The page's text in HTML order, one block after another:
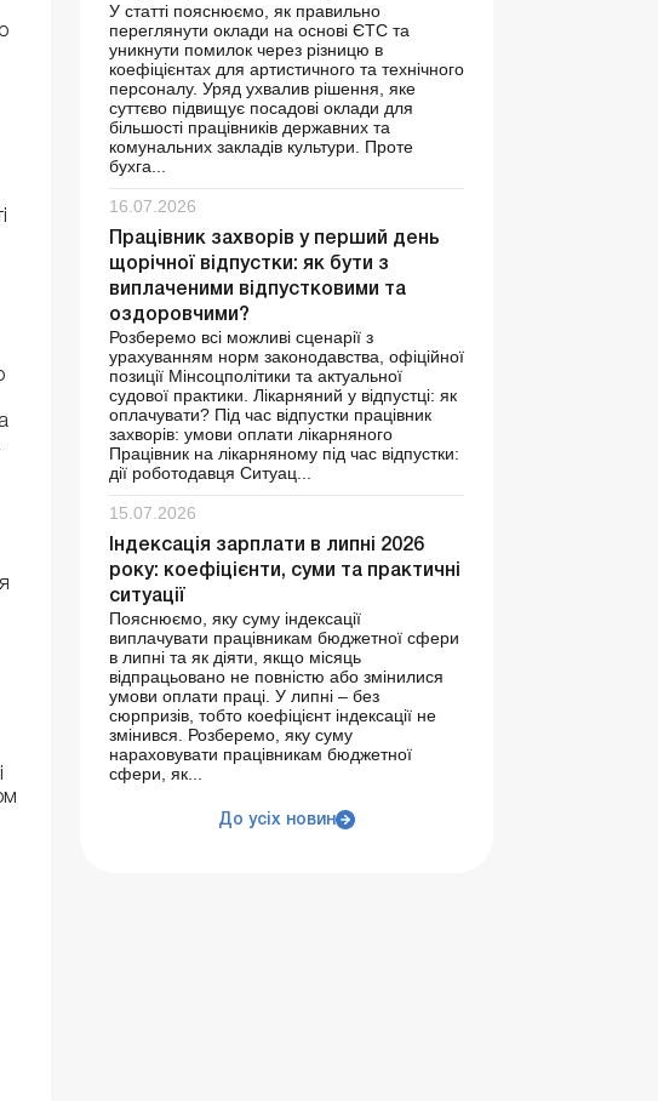
У статті пояснюємо, як правильно
переглянути оклади на основі ЄТС та
уникнути помилок через різницю в
коефіцієнтах для артистичного та технічного
персоналу. Уряд ухвалив рішення, яке
суттєво підвищує посадові оклади для
більшості працівників державних та
комунальних закладів культури. Проте
бухга...
16.07.2026
Працівник захворів у перший день
щорічної відпустки: як бути з
виплаченими відпустковими та
оздоровчими?
Розберемо всі можливі сценарії з
урахуванням норм законодавства, офіційної
позиції Мінсоцполітики та актуальної
судової практики. Лікарняний у відпустці: як
оплачувати? Під час відпустки працівник
захворів: умови оплати лікарняного
Працівник на лікарняному під час відпустки:
дії роботодавця Ситуац...
15.07.2026
Індексація зарплати в липні 2026
року: коефіцієнти, суми та практичні
ситуації
Пояснюємо, яку суму індексації
виплачувати працівникам бюджетної сфери
в липні та як діяти, якщо місяць
відпрацьовано не повністю або змінилися
умови оплати праці. У липні – без
сюрпризів, тобто коефіцієнт індексації не
змінився. Розберемо, яку суму
нараховувати працівникам бюджетної
сфери, як...
До усіх новин